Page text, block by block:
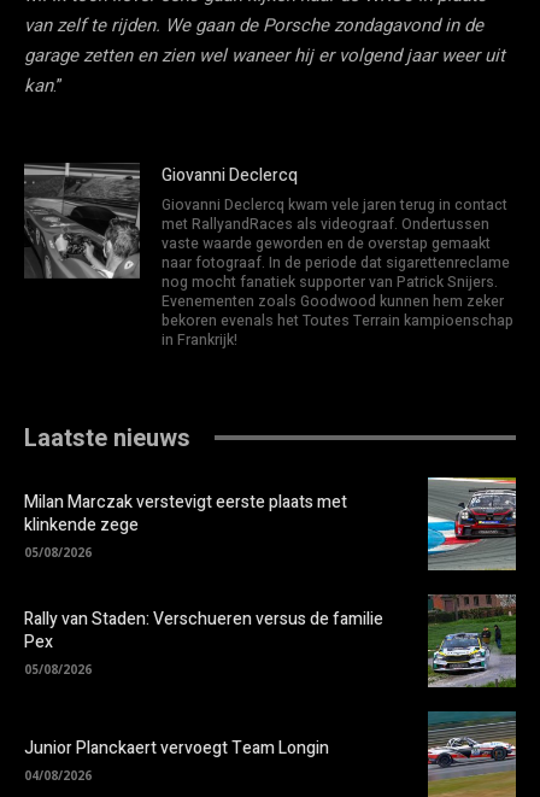
van zelf te rijden. We gaan de Porsche zondagavond in de
garage zetten en zien wel waneer hij er volgend jaar weer uit
kan.”
Giovanni Declercq
Giovanni Declercq kwam vele jaren terug in contact
met RallyandRaces als videograaf. Ondertussen
vaste waarde geworden en de overstap gemaakt
naar fotograaf. In de periode dat sigarettenreclame
nog mocht fanatiek supporter van Patrick Snijers.
Evenementen zoals Goodwood kunnen hem zeker
bekoren evenals het Toutes Terrain kampioenschap
in Frankrijk!
Laatste nieuws
Milan Marczak verstevigt eerste plaats met
klinkende zege
05/08/2026
Rally van Staden: Verschueren versus de familie
Pex
05/08/2026
Junior Planckaert vervoegt Team Longin
04/08/2026